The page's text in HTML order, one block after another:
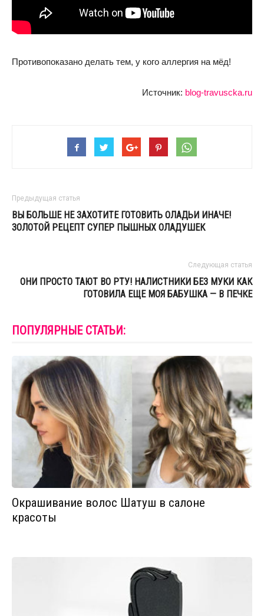
Противопоказано делать тем, у кого аллергия на мёд!
Источник: blog-travuscka.ru
Предыдущая статья
ВЫ БОЛЬШЕ НЕ ЗАХОТИТЕ ГОТОВИТЬ ОЛАДЬИ ИНАЧЕ!
ЗОЛОТОЙ РЕЦЕПТ СУПЕР ПЫШНЫХ ОЛАДУШЕК
Следующая статья
ОНИ ПРОСТО ТАЮТ ВО РТУ! НАЛИСТНИКИ БЕЗ МУКИ КАК
ГОТОВИЛА ЕЩЕ МОЯ БАБУШКА — В ПЕЧКЕ
ПОПУЛЯРНЫЕ СТАТЬИ:
Окрашивание волос Шатуш в салоне
красоты